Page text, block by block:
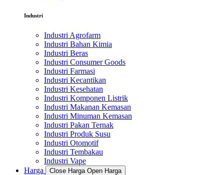
Industri
Industri Agrofarm
Industri Bahan Kimia
Industri Beras
Industri Consumer Goods
Industri Farmasi
Industri Kecantikan
Industri Kesehatan
Industri Komponen Listrik
Industri Makanan Kemasan
Industri Minuman Kemasan
Industri Pakan Ternak
Industri Produk Susu
Industri Otomotif
Industri Tembakau
Industri Vape
Harga
Close Harga Open Harga